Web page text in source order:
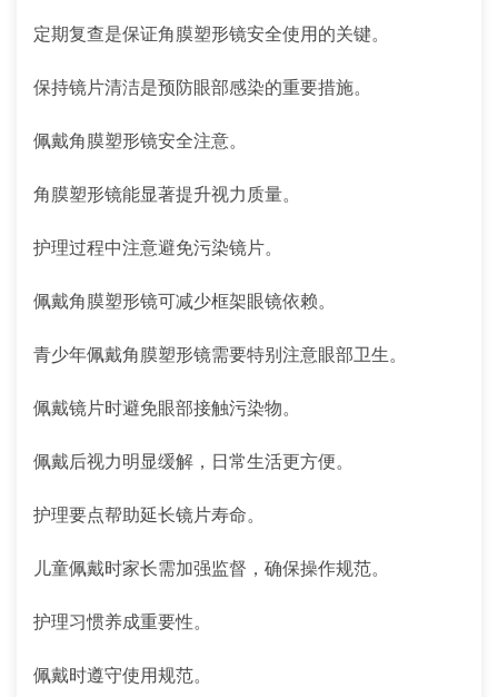
定期复查是保证角膜塑形镜安全使用的关键。
保持镜片清洁是预防眼部感染的重要措施。
佩戴角膜塑形镜安全注意。
角膜塑形镜能显著提升视力质量。
护理过程中注意避免污染镜片。
佩戴角膜塑形镜可减少框架眼镜依赖。
青少年佩戴角膜塑形镜需要特别注意眼部卫生。
佩戴镜片时避免眼部接触污染物。
佩戴后视力明显缓解，日常生活更方便。
护理要点帮助延长镜片寿命。
儿童佩戴时家长需加强监督，确保操作规范。
护理习惯养成重要性。
佩戴时遵守使用规范。